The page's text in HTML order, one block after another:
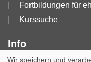
Fortbildungen für
Kurssuche
Info
Wir speichern und